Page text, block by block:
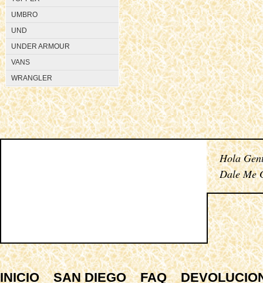
UMBRO
UND
UNDER ARMOUR
VANS
WRANGLER
Hola
Dale Me
INICIO SAN DIEGO FAQ